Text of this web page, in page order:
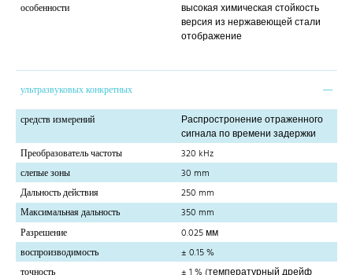
особенности
высокая химическая стойкость
версия из нержавеющей стали
отображение
ультразвуковых конкретных
средств измерений
Распростронение отраженного
сигнала по времени задержки
Преобразователь частоты
320 kHz
слепые зоны
30 mm
Дальность действия
250 mm
Максимальная дальность
350 mm
Разрешение
0.025 мм
воспроизводимость
± 0.15 %